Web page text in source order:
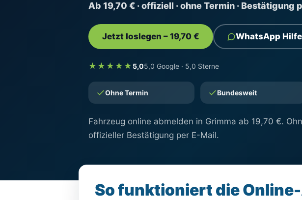
Ab 19,70 € · offiziell · ohne Termin · Bestätigung
Jetzt loslegen – 19,70 € WhatsApp Hilfe
★★★★★ 5,05,0 Google · 5,0 Sterne
Ohne Termin Bundesweit
Fahrzeug online abmelden in Grimma ab 19,70 €.
offizieller Bestätigung per E-Mail.
So funktioniert die